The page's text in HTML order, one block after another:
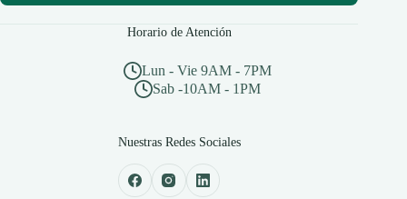
Horario de Atención
Lun - Vie 9AM - 7PM
Sab -10AM - 1PM
Nuestras Redes Sociales